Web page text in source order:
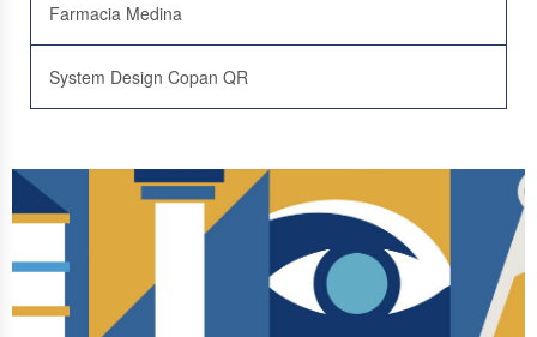
Farmacia Medina
System Design Copan QR